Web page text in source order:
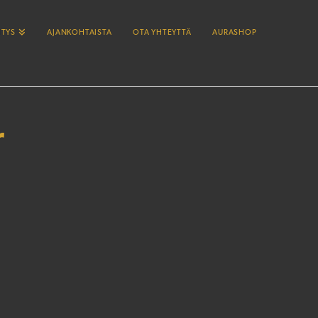
AJANKOHTAISTA OTA YHTEYTTÄ AURASHOP